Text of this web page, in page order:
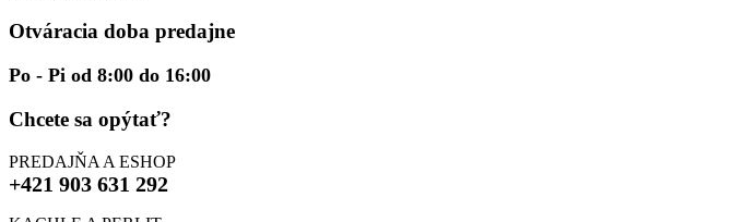
Otváracia doba predajne
Po - Pi od 8:00 do 16:00
Chcete sa opýtať?
PREDAJŇA A ESHOP
+421 903 631 292